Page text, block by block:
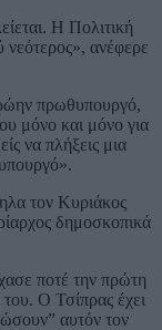
Η Πολιτική
νεότερος», ανέφερε
πρωθυπουργό,
μόνο και μόνο για
να πλήξεις μια
τον Κυριάκος
δημοσκοπικά
ποτέ την πρώτη
του. Ο Τσίπρας έχει
αυτόν τον